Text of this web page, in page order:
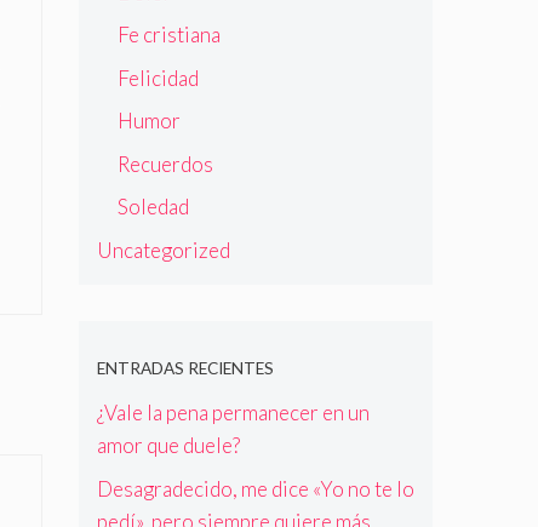
Fe cristiana
Felicidad
Humor
Recuerdos
Soledad
Uncategorized
ENTRADAS RECIENTES
¿Vale la pena permanecer en un
amor que duele?
Desagradecido, me dice «Yo no te lo
pedí», pero siempre quiere más